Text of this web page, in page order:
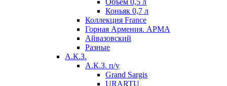
Объем 0,5 л
Коньяк 0,7 л
Коллекция France
Горная Армения. АРМА
Айвазовский
Разные
А.К.З.
А.К.З. п/у
Grand Sargis
URARTU